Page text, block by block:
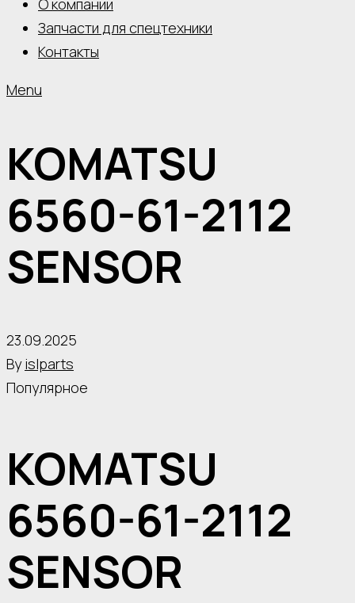
О компании
Запчасти для спецтехники
Контакты
Menu
KOMATSU
6560-61-2112
SENSOR
23.09.2025
By islparts
Популярное
KOMATSU
6560-61-2112
SENSOR